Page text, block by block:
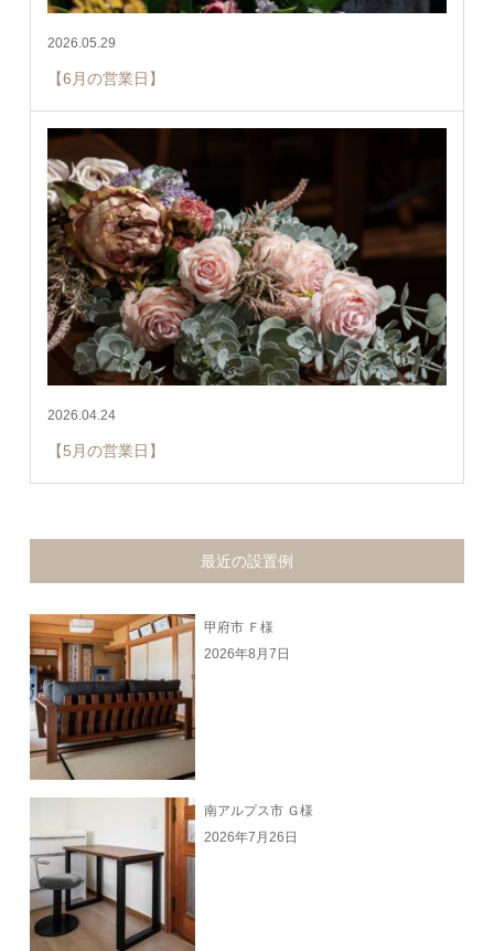
2026.05.29
【6月の営業日】
2026.04.24
【5月の営業日】
最近の設置例
甲府市 Ｆ様
2026年8月7日
南アルプス市 Ｇ様
2026年7月26日